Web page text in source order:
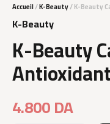
Accueil/K-Beauty/ K-Beauty
K-Beauty
K-Beauty
4.800DA